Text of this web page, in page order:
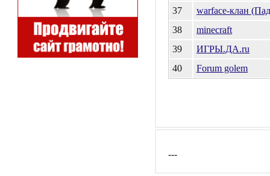
37
warface-клан
38
minecraft
39
ИГРЫ.ДА.ru
40
Forum golem
---